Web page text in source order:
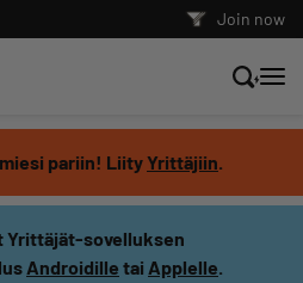
Join now
pariin! LiityYrittäjiin.
Yrittäjät-sovelluksen
Androidille tai Applelle.
and training